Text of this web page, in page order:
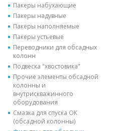
Пакеры набухающие
Пакеры надувные
Пакеры наполняемые
Пакеры устьевые
Переводники для обсадных
колонн
Подвеска "хвостовика"
Прочие элементы обсадной
колонны и
внутрискважинного
оборудования
Смазка для спуска ОК
(обсадной колонны)